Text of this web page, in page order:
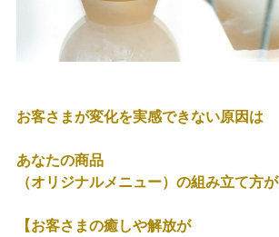
お客さまが変化を実感できない原因は
あなたの商品
（オリジナルメニュー）の組み立て方が
【お客さまの癒しや解放が